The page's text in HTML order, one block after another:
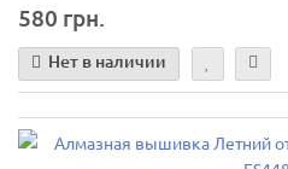
580 грн.
Нет в наличии